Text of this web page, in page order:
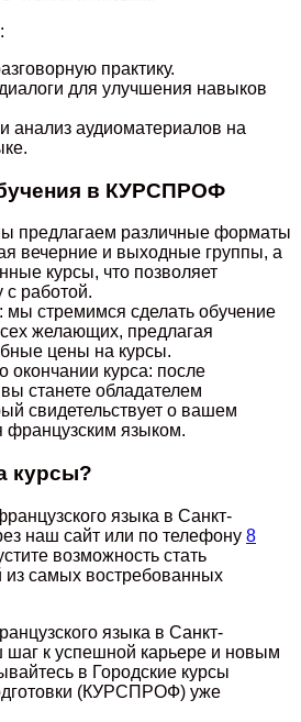
практику.
для улучшения навыков
анализ аудиоматериалов на
в КУРСПРОФ
предлагаем различные форматы
вечерние и выходные группы, а
курсы, что позволяет
с работой.
стремимся сделать обучение
желающих, предлагая
цены на курсы.
окончании курса: после
станете обладателем
свидетельствует о вашем
французским языком.
курсы?
языка в Санкт-
наш сайт или по телефону 8
возможность стать
из самых востребованных
языка в Санкт-
шаг к успешной карьере и новым
в Городские курсы
(КУРСПРОФ) уже